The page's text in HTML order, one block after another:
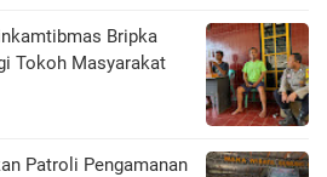
Bripka
Tokoh Masyarakat
Patroli Pengamanan